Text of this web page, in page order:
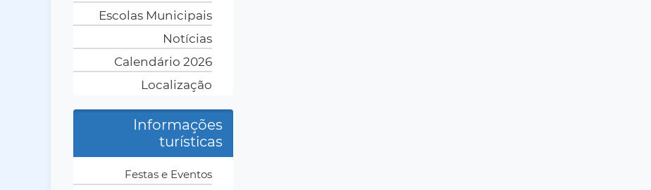
Escolas Municipais
Notícias
Calendário 2026
Localização
Informações
turísticas
Festas e Eventos